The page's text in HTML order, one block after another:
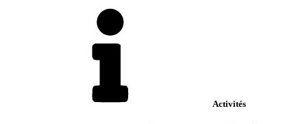
Activités